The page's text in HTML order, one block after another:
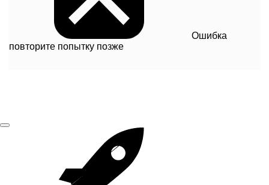
Ошибка
повторите попытку позже